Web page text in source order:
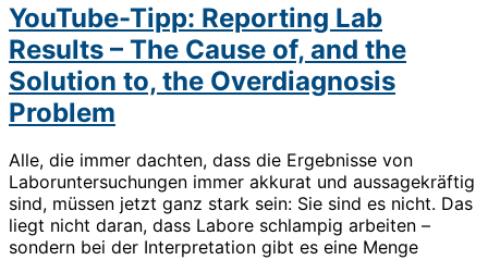
YouTube-Tipp: Reporting Lab
Results – The Cause of, and the
Solution to, the Overdiagnosis
Problem
Alle, die immer dachten, dass die Ergebnisse von
Laboruntersuchungen immer akkurat und aussagekräftig
sind, müssen jetzt ganz stark sein: Sie sind es nicht. Das
liegt nicht daran, dass Labore schlampig arbeiten –
sondern bei der Interpretation gibt es eine Menge